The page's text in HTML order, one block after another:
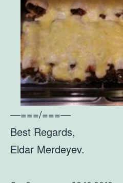
—===/===—
Best Regards,
Eldar Merdeyev.